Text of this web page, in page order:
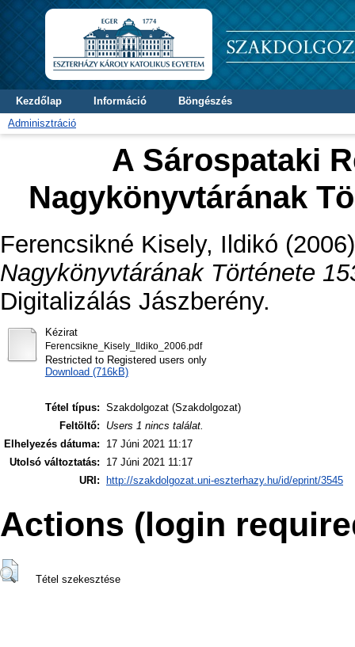
Kezdőlap Információ
Böngészés
Adminisztráció
A Sárospataki
Nagykönyvtárának
Ferencsikné Kisely, Ildikó
Nagykönyvtárának Története
Digitalizálás Jászberény.
Kézirat
Ferencsikne_Kisely_Ildiko_2006.pdf
Restricted to Registered users only
Download (716kB)
Tétel típus: Szakdolgozat (Szakdolgozat)
Feltöltő:
Users 1 nincs találat.
Elhelyezés dátuma:
17 Júni 2021 11:17
Utolsó változtatás:
17 Júni 2021 11:17
URI:
http://szakdolgozat.uni-eszterhazy.hu/id/eprint/3545
Actions (login
Tétel szekesztése